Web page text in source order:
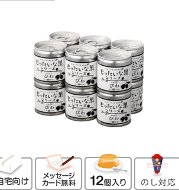
ご自宅向け メッセージカード無料
12個入り